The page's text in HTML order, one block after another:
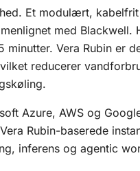
Et modulært,
med Blackwell.
Vera Rubin er
reducerer
Azure, AWS og
Rubin-baserede
inferens og agentic